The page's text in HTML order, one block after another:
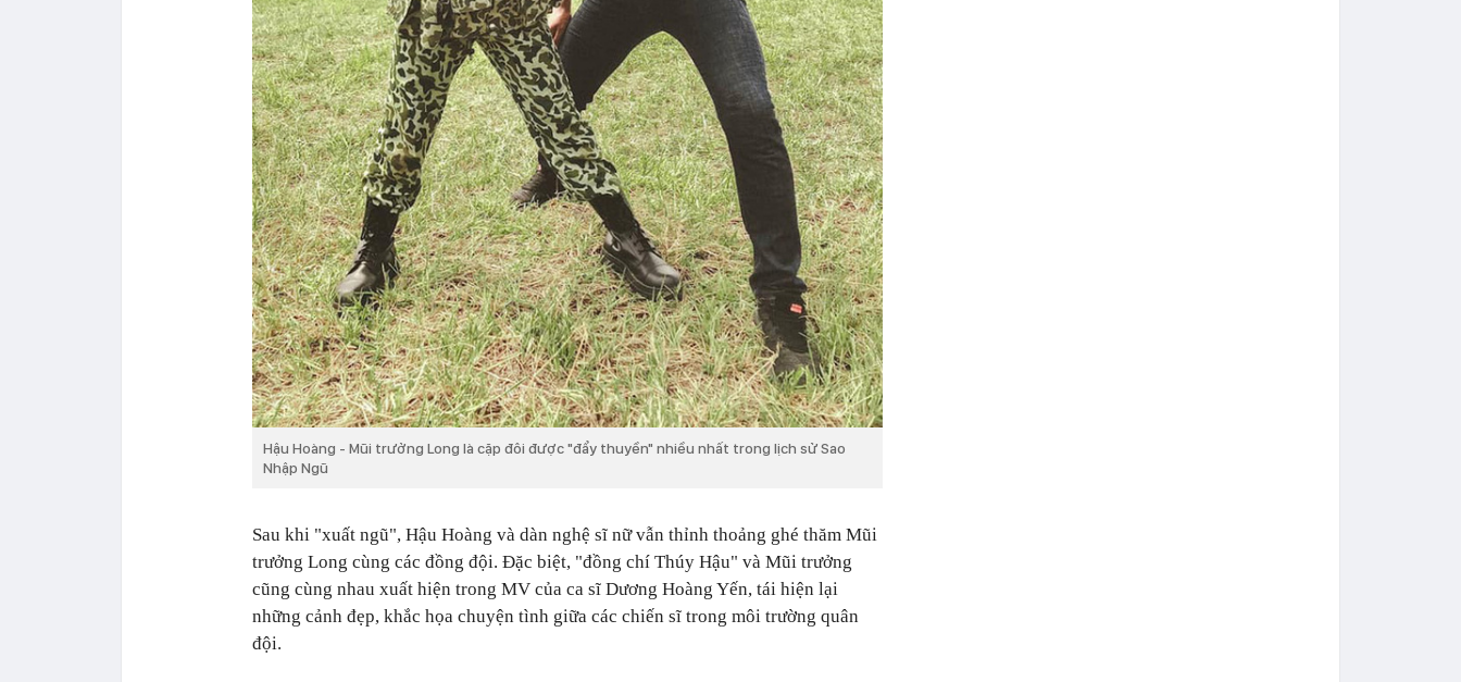
Hậu Hoàng - Mũi trưởng Long là cặp đôi được "đẩy thuyền" nhiều nhất trong lịch sử Sao
Nhập Ngũ
Sau khi "xuất ngũ", Hậu Hoàng và dàn nghệ sĩ nữ vẫn thỉnh thoảng ghé thăm Mũi
trưởng Long cùng các đồng đội. Đặc biệt, "đồng chí Thúy Hậu" và Mũi trưởng
cũng cùng nhau xuất hiện trong MV của ca sĩ Dương Hoàng Yến, tái hiện lại
những cảnh đẹp, khắc họa chuyện tình giữa các chiến sĩ trong môi trường quân
đội.